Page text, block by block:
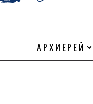
АРХИЕРЕЙ